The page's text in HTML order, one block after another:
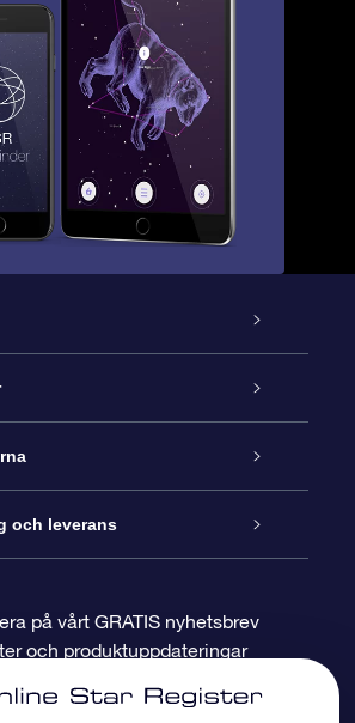
och leverans
på vårt GRATIS nyhetsbrev
och produktuppdateringar